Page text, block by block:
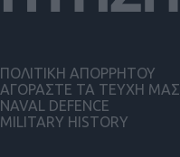
ΠΟΛΙΤΙΚΗ ΑΠΟΡΡΗΤΟΥ
ΑΓΟΡΑΣΤΕ ΤΑ ΤΕΥΧΗ ΜΑΣ
NAVAL DEFENCE
MILITARY HISTORY